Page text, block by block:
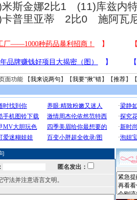
金娜2比1 (11)库兹内
里亚蒂 2比0 施阿瓦
面功能 【我来说两句 】【我要“揪”错】【推荐】
匿名发出：
守法并注意语言文明。